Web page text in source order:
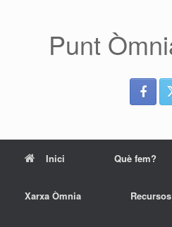
Punt
Inici Què fem?
Xarxa Òmnia Recursos